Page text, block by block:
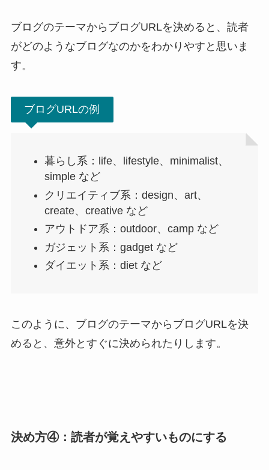
ブログのテーマからブログURLを決めると、読者
がどのようなブログなのかをわかりやすと思いま
す。
ブログURLの例
暮らし系：life、lifestyle、minimalist、
simple など
クリエイティブ系：design、art、
create、creative など
アウトドア系：outdoor、camp など
ガジェット系：gadget など
ダイエット系：diet など
このように、ブログのテーマからブログURLを決
めると、意外とすぐに決められたりします。
決め方④：読者が覚えやすいものにする